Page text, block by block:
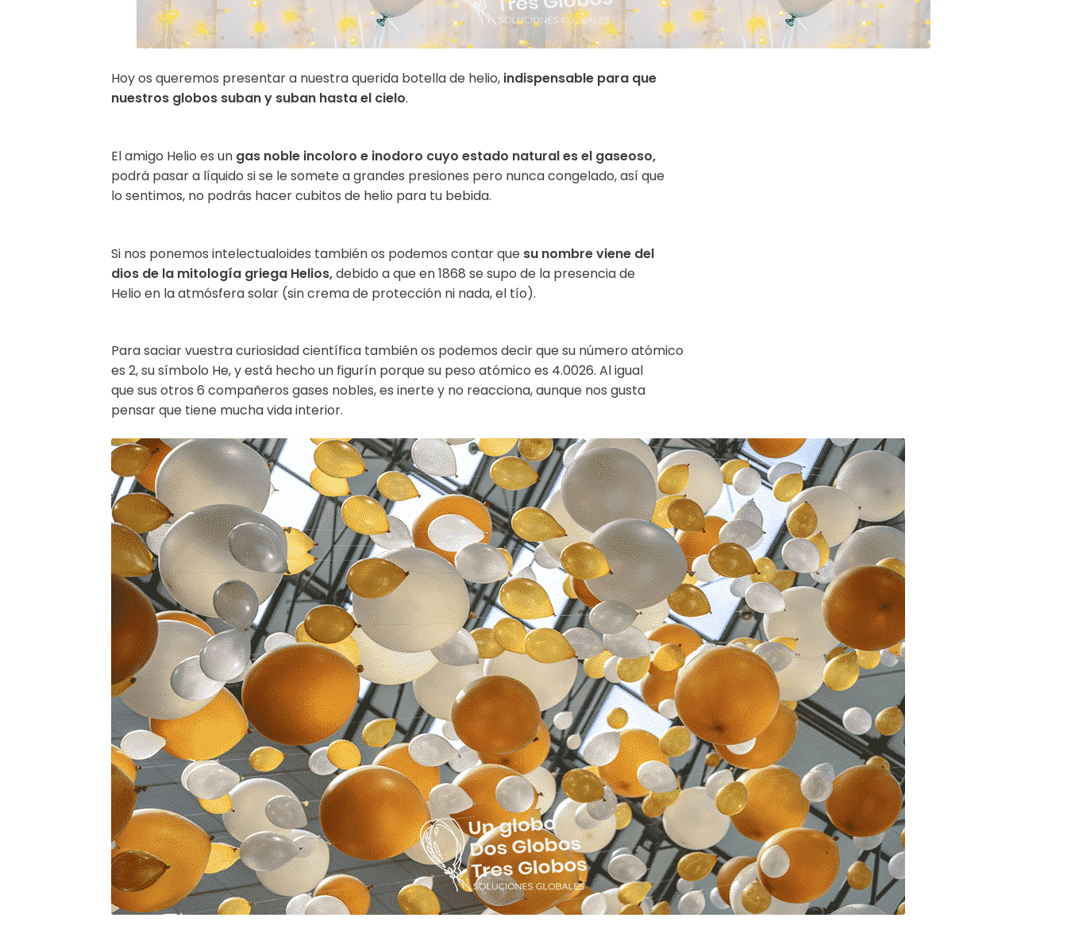
Hoy os queremos presentar a nuestra querida botella de helio, indispensable para que
nuestros globos suban y suban hasta el cielo.
El amigo Helio es un gas noble incoloro e inodoro cuyo estado natural es el gaseoso,
podrá pasar a líquido si se le somete a grandes presiones pero nunca congelado, así que
lo sentimos, no podrás hacer cubitos de helio para tu bebida.
Si nos ponemos intelectualoides también os podemos contar que su nombre viene del
dios de la mitología griega Helios,debido a que en 1868 se supo de la presencia de
Helio en la atmósfera solar (sin crema de protección ni nada, el tío).
Para saciar vuestra curiosidad científica también os podemos decir que su número atómico
es 2, su símbolo He, y está hecho un figurín porque su peso atómico es 4.0026. Al igual
que sus otros 6 compañeros gases nobles, es inerte y no reacciona, aunque nos gusta
pensar que tiene mucha vida interior.